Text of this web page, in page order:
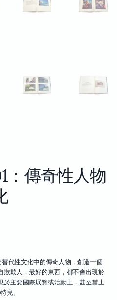
：傳奇性人物
代性文化中的傳奇人物，創造一個
欺欺人，最好的東西，都不會出現於
於主要國際展覽或活動上，甚至當上
兒。